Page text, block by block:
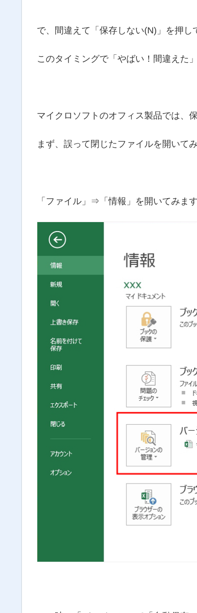
で、間違えて「保存しない(N)」を押し
このタイミングで「やばい！間違えた
マイクロソフトのオフィス製品では、
まず、誤って閉じたファイルを開いて
「ファイル」⇒「情報」を開いてみます